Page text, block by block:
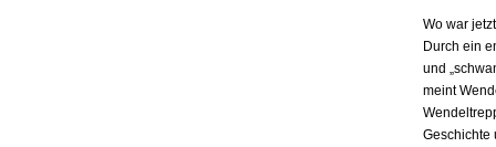
Wo war
Durch ein
und
meint
Geschichte